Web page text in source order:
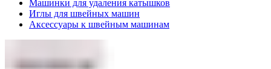
Машинки для удаления катышков
Иглы для швейных машин
Аксессуары к швейным машинам